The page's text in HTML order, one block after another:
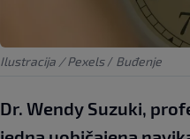
Ilustracija / Pexels / Buđenje
Dr. Wendy Suzuki,